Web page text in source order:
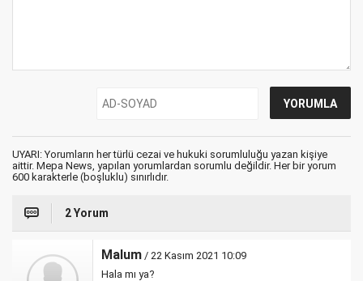
UYARI: Yorumların her türlü cezai ve hukuki sorumluluğu yazan kişiye
aittir. Mepa News, yapılan yorumlardan sorumlu değildir. Her bir yorum
600 karakterle (boşluklu) sınırlıdır.
2 Yorum
Malum / 22 Kasım 2021 10:09
Hala mı ya?